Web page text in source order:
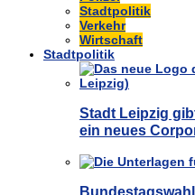
Stadtpolitik
Verkehr
Wirtschaft
Stadtpolitik
Stadt Leipzig
ein neues